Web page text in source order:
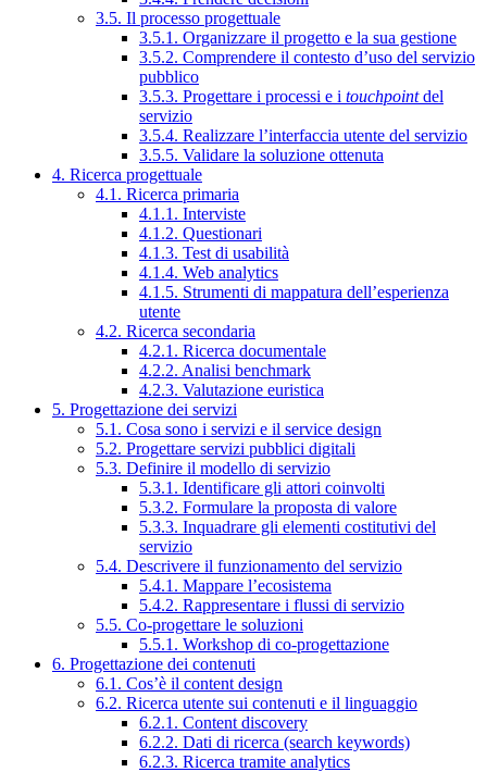
3.5. Il processo progettuale
3.5.1. Organizzare il progetto e la sua gestione
3.5.2. Comprendere il contesto d’uso del servizio
pubblico
3.5.3. Progettare i processi e i touchpointdel
servizio
3.5.4. Realizzare l’interfaccia utente del servizio
3.5.5. Validare la soluzione ottenuta
4. Ricerca progettuale
4.1. Ricerca primaria
4.1.1. Interviste
4.1.2. Questionari
4.1.3. Test di usabilità
4.1.4. Web analytics
4.1.5. Strumenti di mappatura dell’esperienza
utente
4.2. Ricerca secondaria
4.2.1. Ricerca documentale
4.2.2. Analisi benchmark
4.2.3. Valutazione euristica
5. Progettazione dei servizi
5.1. Cosa sono i servizi e il service design
5.2. Progettare servizi pubblici digitali
5.3. Definire il modello di servizio
5.3.1. Identificare gli attori coinvolti
5.3.2. Formulare la proposta di valore
5.3.3. Inquadrare gli elementi costitutivi del
servizio
5.4. Descrivere il funzionamento del servizio
5.4.1. Mappare l’ecosistema
5.4.2. Rappresentare i flussi di servizio
5.5. Co-progettare le soluzioni
5.5.1. Workshop di co-progettazione
6. Progettazione dei contenuti
6.1. Cos’è il content design
6.2. Ricerca utente sui contenuti e il linguaggio
6.2.1. Content discovery
6.2.2. Dati di ricerca (search keywords)
6.2.3. Ricerca tramite analytics